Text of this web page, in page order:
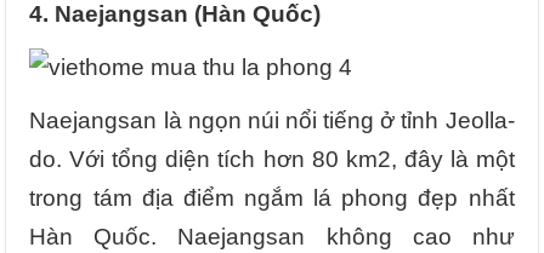
4. Naejangsan (Hàn Quốc)
Naejangsan là ngọn núi nổi tiếng ở tỉnh Jeolla-
do. Với tổng diện tích hơn 80 km2, đây là một
trong tám địa điểm ngắm lá phong đẹp nhất
Hàn Quốc. Naejangsan không cao như